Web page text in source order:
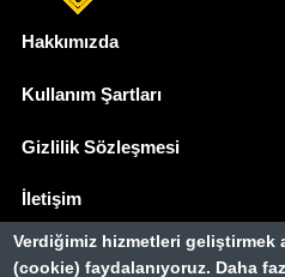
Hakkımızda
Kullanım Şartları
Gizlilik Sözleşmesi
İletişim
Basında Biz
Verdiğimiz hizmetleri geliştirmek
(cookie) faydalanıyoruz. Daha